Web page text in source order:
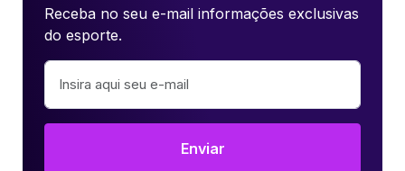
Receba no seu e-mail informações exclusivas
do esporte.
Enviar